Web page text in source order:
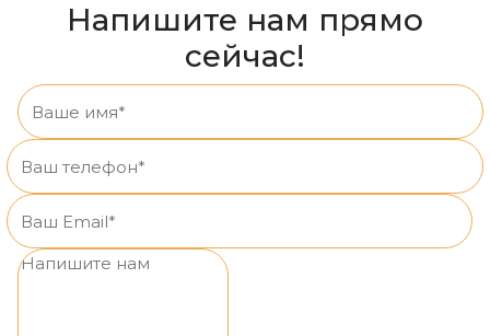
Напишите нам прямо
сейчас!